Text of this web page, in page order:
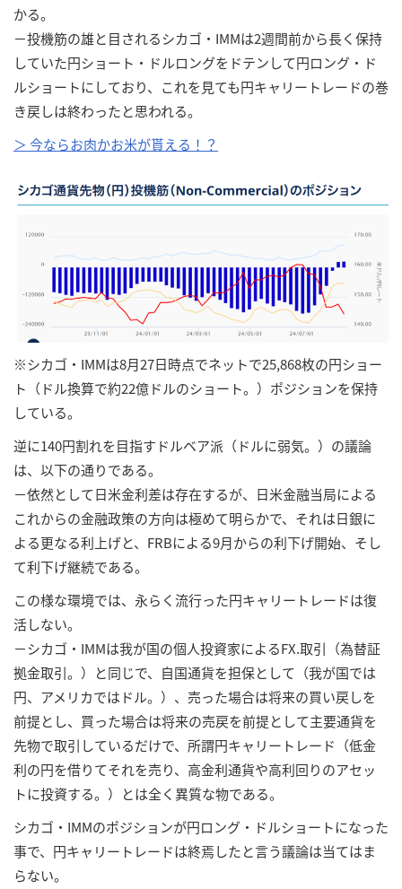
かる。
－投機筋の雄と目されるシカゴ・IMMは2週間前から長く保持
していた円ショート・ドルロングをドテンして円ロング・ド
ルショートにしており、これを見ても円キャリートレードの巻
き戻しは終わったと思われる。
＞ 今ならお肉かお米が貰える！？
※シカゴ・IMMは8月27日時点でネットで25,868枚の円ショー
ト（ドル換算で約22億ドルのショート。）ポジションを保持
している。
逆に140円割れを目指すドルベア派（ドルに弱気。）の議論
は、以下の通りである。
－依然として日米金利差は存在するが、日米金融当局による
これからの金融政策の方向は極めて明らかで、それは日銀に
よる更なる利上げと、FRBによる9月からの利下げ開始、そし
て利下げ継続である。
この様な環境では、永らく流行った円キャリートレードは復
活しない。
－シカゴ・IMMは我が国の個人投資家によるFX.取引（為替証
拠金取引。）と同じで、自国通貨を担保として（我が国では
円、アメリカではドル。）、売った場合は将来の買い戻しを
前提とし、買った場合は将来の売戻を前提として主要通貨を
先物で取引しているだけで、所謂円キャリートレード（低金
利の円を借りてそれを売り、高金利通貨や高利回りのアセッ
トに投資する。）とは全く異質な物である。
シカゴ・IMMのポジションが円ロング・ドルショートになった
事で、円キャリートレードは終焉したと言う議論は当てはま
らない。